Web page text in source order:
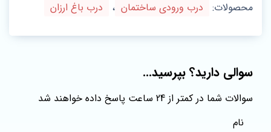
محصولات:
درب ورودی ساختمان ، درب باغ ارزان
سوالی دارید؟ بپرسید...
سوالات شما در کمتر از 24 ساعت پاسخ داده خواهند شد
نام